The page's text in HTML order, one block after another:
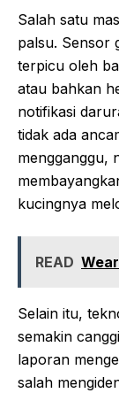
Salah satu
palsu. Sensor
terpicu oleh
atau bahkan
notifikasi
tidak ada
mengganggu,
kucingnya
READ
Selain itu,
semakin
laporan
salah